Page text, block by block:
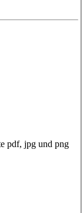
pdf, jpg und png